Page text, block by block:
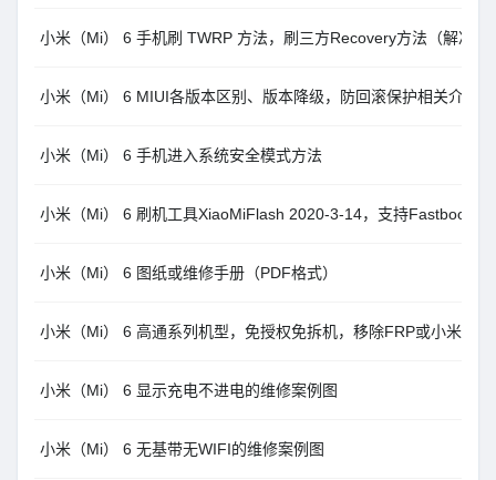
小米（Mi） 6 手机刷 TWRP 方法，刷三方Recovery方法（解决卡
小米（Mi） 6 MIUI各版本区别、版本降级，防回滚保护相关介绍
小米（Mi） 6 手机进入系统安全模式方法
小米（Mi） 6 刷机工具XiaoMiFlash 2020-3-14，支持Fastboot、
小米（Mi） 6 图纸或维修手册（PDF格式）
小米（Mi） 6 高通系列机型，免授权免拆机，移除FRP或小米账
小米（Mi） 6 显示充电不进电的维修案例图
小米（Mi） 6 无基带无WIFI的维修案例图